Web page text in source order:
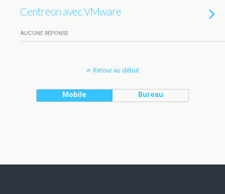
Centreon avec VMware
AUCUNE RÉPONSE
Retour au début
Mobile Bureau